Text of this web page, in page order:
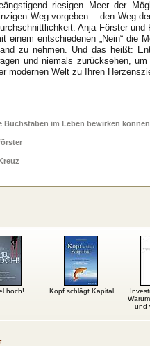
riesigen Meer der
Weg vorgeben – den Weg
Anja Förster und
einem entschiedenen „Nein“ die
zu nehmen. Und das heißt:
und niemals zurücksehen,
modernen Welt zu Ihren
Buchstaben im Leben bewirken können
hoch! Kopf schlägt Kapital
und